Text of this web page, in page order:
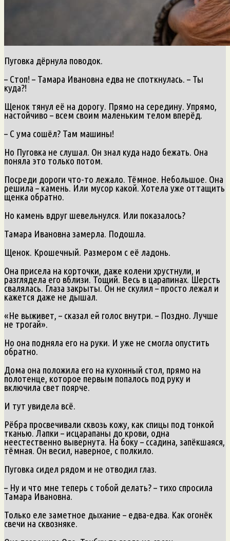
Пуговка дёрнула поводок.
– Стоп! – Тамара Ивановна едва не споткнулась. – Ты
куда?!
Щенок тянул её на дорогу. Прямо на середину. Упрямо,
настойчиво – всем своим маленьким телом вперёд.
– С ума сошёл? Там машины!
Но Пуговка не слушал. Он знал куда надо бежать. Она
поняла это только потом.
Посреди дороги что-то лежало. Тёмное. Небольшое. Она
решила – камень. Или мусор какой. Хотела уже оттащить
щенка обратно.
Но камень вдруг шевельнулся. Или показалось?
Тамара Ивановна замерла. Подошла.
Щенок. Крошечный. Размером с её ладонь.
Она присела на корточки, даже колени хрустнули, и
разглядела его вблизи. Тощий. Весь в царапинах. Шерсть
свалялась. Глаза закрыты. Он не скулил – просто лежал и
кажется даже не дышал.
«Не выживет, – сказал ей голос внутри. – Поздно. Лучше
не трогай».
Но она подняла его на руки. И уже не смогла опустить
обратно.
Дома она положила его на кухонный стол, прямо на
полотенце, которое первым попалось под руку и
включила свет поярче.
И тут увидела всё.
Рёбра просвечивали сквозь кожу, как спицы под тонкой
тканью. Лапки – исцарапаны до крови, одна
неестественно вывернута. На боку – ссадина, запёкшаяся,
тёмная. Он весил, наверное, с полкило.
Пуговка сидел рядом и не отводил глаз.
– Ну и что мне теперь с тобой делать? – тихо спросила
Тамара Ивановна.
Только еле заметное дыхание – едва-едва. Как огонёк
свечи на сквозняке.